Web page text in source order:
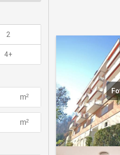
2
4+